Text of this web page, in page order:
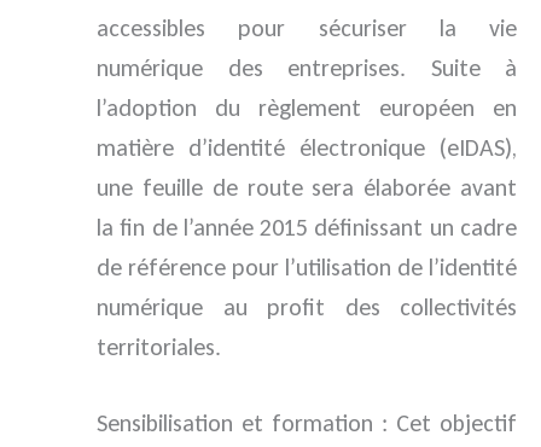
accessibles pour sécuriser la vie
numérique des entreprises. Suite à
l’adoption du règlement européen en
matière d’identité électronique (eIDAS),
une feuille de route sera élaborée avant
la fin de l’année 2015 définissant un cadre
de référence pour l’utilisation de l’identité
numérique au profit des collectivités
territoriales.
Sensibilisation et formation : Cet objectif